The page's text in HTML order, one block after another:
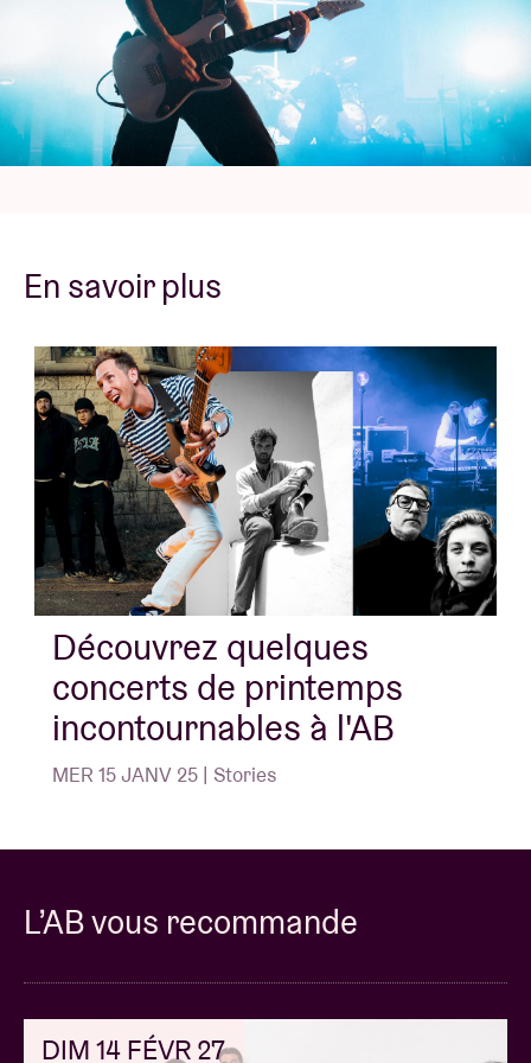
l'AB de Bruxelles. La première partie sera assurée par
Special guest :Basement et les groupes d'ouverture
Harm's Way et Pest Control.
© concert pictures by Denis Moraux
En savoir plus
Découvrez quelques
concerts de printemps
incontournables à l'AB
MER 15 JANV 25 | Stories
L’AB vous recommande
DIM 14 FÉVR 27